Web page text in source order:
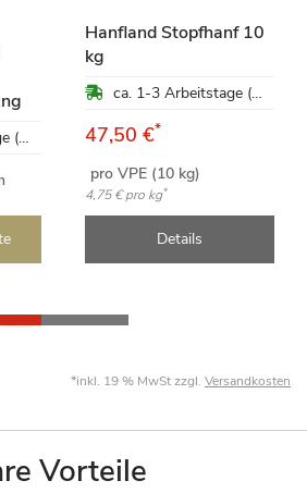
ca. 1-3 Arbeitstage (Mo-Fr)
Hanfland Stopfhanf 10
kg
ca. 1-3 Arbeitstage (Mo-Fr)
47,50 €*
pro VPE (10 kg)
4,75 €pro kg*
Details
*inkl. 19 % MwSt zzgl. Versandkosten
Vorteile